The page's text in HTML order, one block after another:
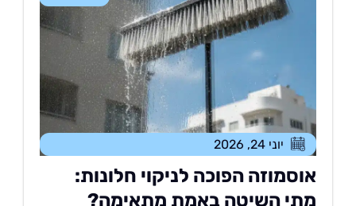
יוני 24, 2026
הפוכה לניקוי חלונות:
השיטה באמת מתאימה?